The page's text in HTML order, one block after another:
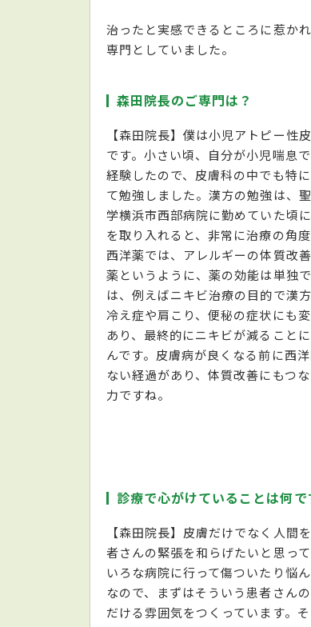
治ったと実感できるところに惹か
専門としていました。
森田院長のご専門は？
【森田院長】僕は小児アトピー性
です。小さい頃、自分が小児喘息
経験したので、皮膚科の中でも特
て勉強しました。漢方の勉強は、
学横浜市西部病院に勤めていた頃
を取り入れると、非常に治療の角度
西洋薬では、アレルギーの体質改
薬というように、薬の効能は単独
は、例えばニキビ治療の目的で漢方
冷え症や肩こり、便秘の症状にも
あり、最終的にニキビが減ること
んです。皮膚病が良くなる前に西
ない経過があり、体質改善にもつ
力ですね。
診療で心がけていることは何で
【森田院長】皮膚だけでなく人間
者さんの緊張を和らげたいと思っ
いろな病院に行って傷ついたり悩
なので、まずはそういう患者さん
だける雰囲気をつくっています。